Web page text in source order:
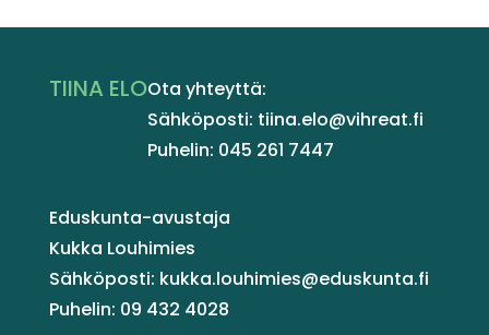
TIINA ELOOta yhteyttä:
Sähköposti: tiina.elo@vihreat.fi
Puhelin: 045 261 7447
Eduskunta-avustaja
Kukka Louhimies
Sähköposti: kukka.louhimies@eduskunta.fi
Puhelin: 09 432 4028